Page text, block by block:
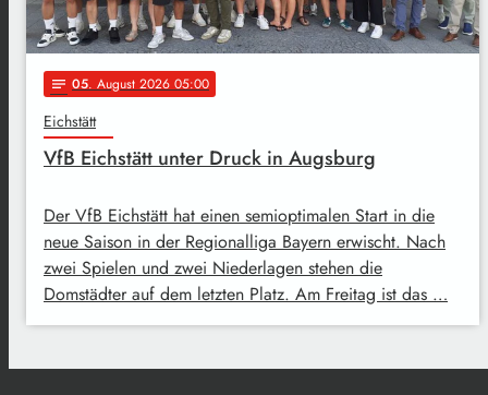
notes 05. August 2026 05:00
Eichstätt
VfB Eichstätt unter Druck in Augsburg
Der VfB Eichstätt hat einen semioptimalen Start in die
neue Saison in der Regionalliga Bayern erwischt. Nach
zwei Spielen und zwei Niederlagen stehen die
Domstädter auf dem letzten Platz. Am Freitag ist das …